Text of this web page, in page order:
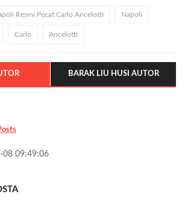
Resmi Pecat Carlo Ancelotti Napoli
Carlo Ancelotti
BARAK LIU HUSI AUTOR
08 09:49:06